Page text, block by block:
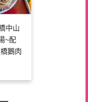
中山
~配
鵝肉